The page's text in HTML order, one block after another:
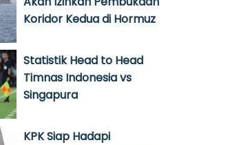
Koridor Kedua di Hormuz
Statistik Head to Head
Timnas Indonesia vs
Singapura
KPK Siap Hadapi